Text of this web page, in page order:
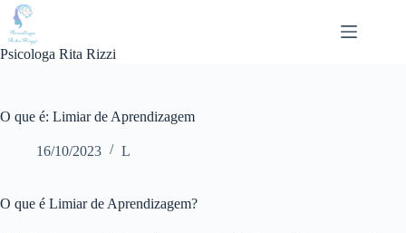
Pular
para
conteúdo
Psicologa Rita Rizzi
O que é: Limiar de Aprendizagem
16/10/2023 L
O que é Limiar de Aprendizagem?